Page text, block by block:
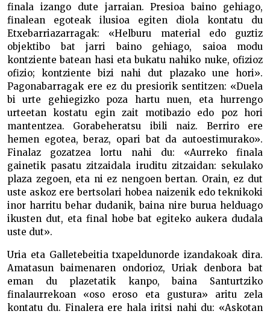
finala izango dute jarraian. Presioa baino gehiago,
finalean egoteak ilusioa egiten diola kontatu du
Etxebarriazarragak: «Helburu material edo guztiz
objektibo bat jarri baino gehiago, saioa modu
kontziente batean hasi eta bukatu nahiko nuke, ofizioz
ofizio; kontziente bizi nahi dut plazako une hori».
Pagonabarragak ere ez du presiorik sentitzen: «Duela
bi urte gehiegizko poza hartu nuen, eta hurrengo
urteetan kostatu egin zait motibazio edo poz hori
mantentzea. Gorabeheratsu ibili naiz. Berriro ere
hemen egotea, beraz, opari bat da autoestimurako».
Finalaz gozatzea lortu nahi du: «Aurreko finala
gainetik pasatu zitzaidala iruditu zitzaidan: sekulako
plaza zegoen, eta ni ez nengoen bertan. Orain, ez dut
uste askoz ere bertsolari hobea naizenik edo teknikoki
inor harritu behar dudanik, baina nire burua helduago
ikusten dut, eta final hobe bat egiteko aukera dudala
uste dut».
Uria eta Galletebeitia txapeldunorde izandakoak dira.
Amatasun baimenaren ondorioz, Uriak denbora bat
eman du plazetatik kanpo, baina Santurtziko
finalaurrekoan «oso eroso eta gustura» aritu zela
kontatu du. Finalera ere hala iritsi nahi du: «Askotan